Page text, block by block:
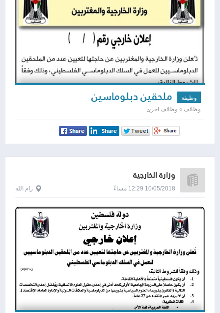
وظيفة ملحقين دبلوماسين
وظائف » وظائف اخرى
وزارة الخارجية
10/05/2018 12:29 مساءً رام الله